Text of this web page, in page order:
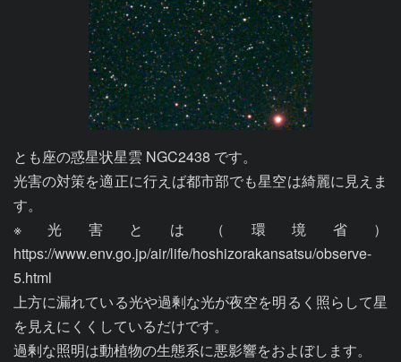
とも座の惑星状星雲 NGC2438 です。
光害の対策を適正に行えば都市部でも星空は綺麗に見えま
す。
※光害とは（環境省）
https://www.env.go.jp/air/life/hoshizorakansatsu/observe-
5.html
上方に漏れている光や過剰な光が夜空を明るく照らして星
を見えにくくしているだけです。
過剰な照明は動植物の生態系に悪影響をおよぼします。